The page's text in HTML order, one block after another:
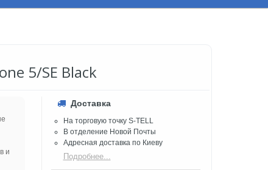
5/SE Black
и
Доставка
На торговую точку S-TELL
В отделение Новой Почты
Адресная доставка по Киеву
Подробнее...